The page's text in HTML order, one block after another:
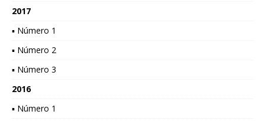
2017
▪ Número 1
▪ Número 2
▪ Número 3
2016
▪ Número 1